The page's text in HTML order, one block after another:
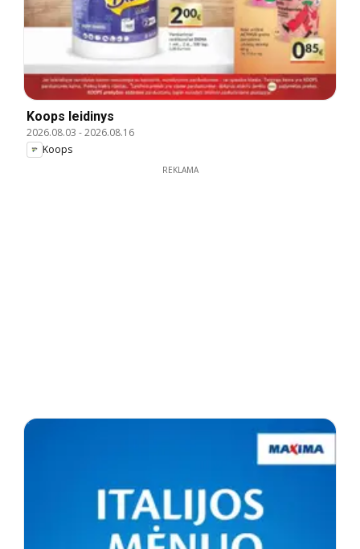
Koops leidinys
2026.08.03 -2026.08.16
Koops
REKLAMA